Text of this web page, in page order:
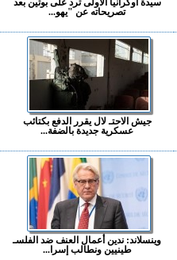
سيدة أوكرانيا الأولى ترد على بوتين بعد
تصريحاته عن "يهو...
جيش الاحتـ لال يقرر الدفع بكتائب
عسكرية جديدة بالضفة...
وينسلاند: ندين أعمال العنف ضد الفلسـ
طينيين ونطالب إسرا...